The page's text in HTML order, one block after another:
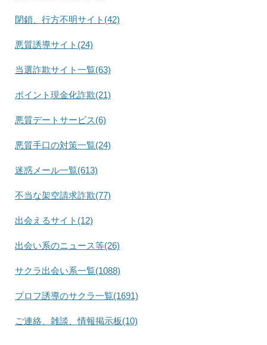
閉鎖、行方不明サイト(42)
悪質誘導サイト(24)
当選詐欺サイト一覧(63)
ポイント現金化詐欺(21)
悪質デートサービス(6)
悪質手口の対策一覧(24)
迷惑メール一覧(613)
不当な架空請求詐欺(77)
出会えるサイト(12)
出会い系のニュース等(26)
サクラ出会い系一覧(1088)
プロフ誘導のサクラ一覧(1691)
ご連絡、雑談、情報掲示板(10)